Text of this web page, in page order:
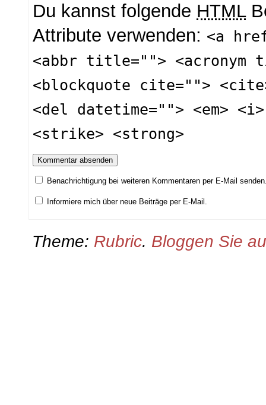
Du kannst folgende HTML
Attribute verwenden: <a
<abbr title=""> <acronym
<blockquote cite="">
<del datetime=""> <em>
<strike> <strong>
Benachrichtigung bei weiteren Kommentaren per E-Mail
Informiere mich über neue Beiträge per E-Mail.
Theme: Rubric. Bloggen Sie